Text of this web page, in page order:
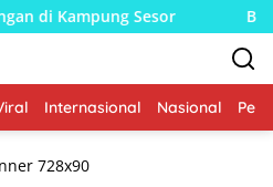
Bukan Sekadar
Internasional Nasional